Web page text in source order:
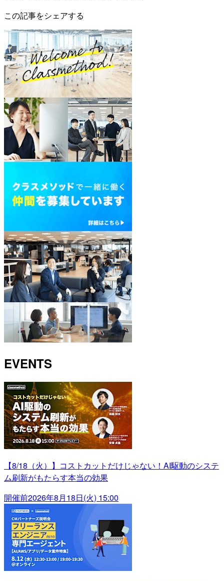
この記事をシェアする
EVENTS
【8/18（火）】コストカットだけじゃない！AI駆動のシステ
ム刷新がもたらす本当の効果
開催前2026年8月18日(火) 15:00